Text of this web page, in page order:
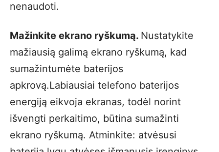
nenaudoti.
Mažinkite ekrano ryškumą. Nustatykite
mažiausią galimą ekrano ryškumą, kad
sumažintumėte baterijos
apkrovą.Labiausiai telefono baterijos
energiją eikvoja ekranas, todėl norint
išvengti perkaitimo, būtina sumažinti
ekrano ryškumą. Atminkite: atvėsusi